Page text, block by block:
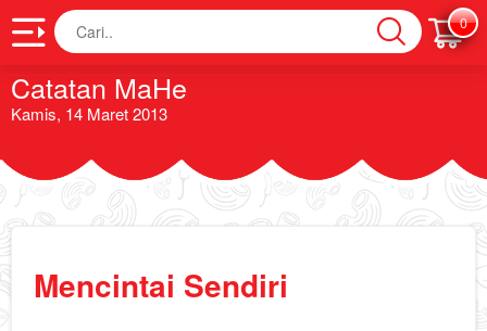
Cari 0
Catatan MaHe
Kamis, 14 Maret 2013
Mencintai Sendiri